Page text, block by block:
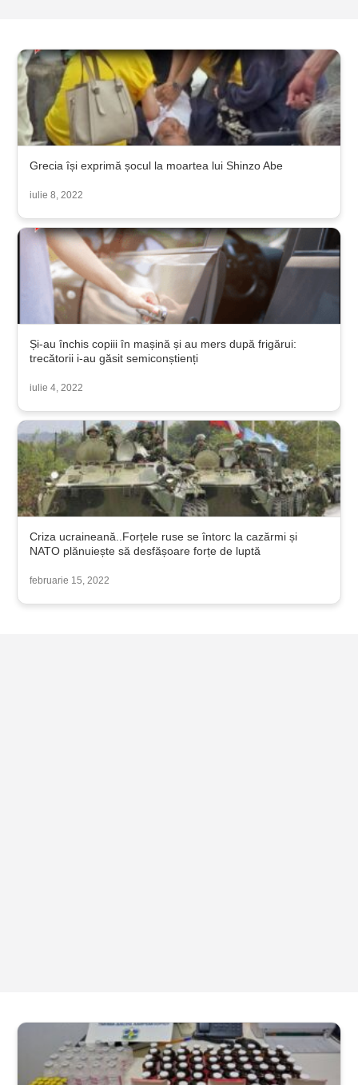
Grecia își exprimă șocul la moartea lui Shinzo Abe
iulie 8, 2022
Și-au închis copiii în mașină și au mers după frigărui:
trecătorii i-au găsit semiconștienți
iulie 4, 2022
Criza ucraineană..Forțele ruse se întorc la cazărmi și
NATO plănuiește să desfășoare forțe de luptă
februarie 15, 2022